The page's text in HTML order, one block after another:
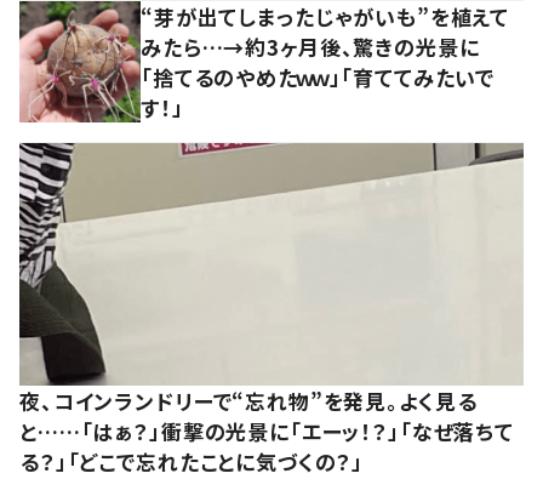
“芽が出てしまったじゃがいも”を植えて
みたら…→約3ヶ月後、驚きの光景に
「捨てるのやめたｗｗ」「育ててみたいで
す！」
夜、コインランドリーで“忘れ物”を発見。よく見る
と……「はぁ？」衝撃の光景に「エーッ！？」「なぜ落ちて
る？」「どこで忘れたことに気づくの？」